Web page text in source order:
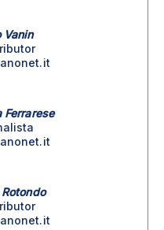
Vanin
Ferrarese